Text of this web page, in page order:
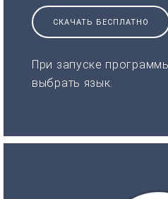
СКАЧАТЬ БЕСПЛАТНО
При запуске
выбрать язык.